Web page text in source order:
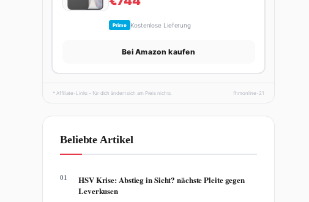
Prime Kostenlose Lieferung
Bei Amazon kaufen
* Affiliate-Links – für dich ändert sich am Preis nichts. fhmonline-21
Beliebte Artikel
01
HSV Krise: Abstieg in Sicht? nächste Pleite gegen
Leverkusen